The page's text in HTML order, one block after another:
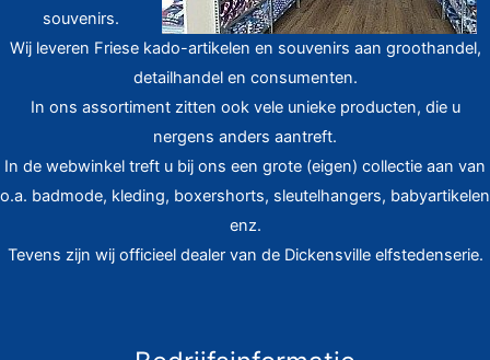
souvenirs.
Wij leveren Friese kado-artikelen en souvenirs aan groothandel,
detailhandel en consumenten.
In ons assortiment zitten ook vele unieke producten, die u
nergens anders aantreft.
In de webwinkel treft u bij ons een grote (eigen) collectie aan van
o.a. badmode, kleding, boxershorts, sleutelhangers, babyartikelen
enz.
Tevens zijn wij officieel dealer van de Dickensville elfstedenserie.